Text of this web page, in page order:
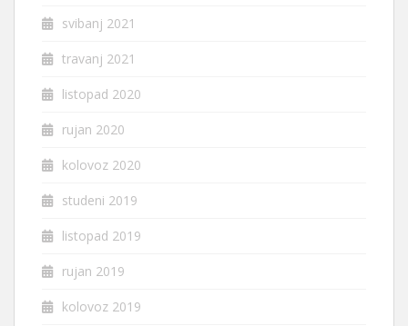
svibanj 2021
travanj 2021
listopad 2020
rujan 2020
kolovoz 2020
studeni 2019
listopad 2019
rujan 2019
kolovoz 2019